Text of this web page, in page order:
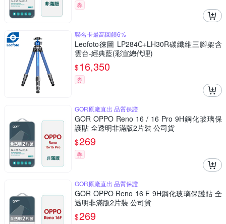
券
聯名卡最高回饋6%
Leofoto徠圖 LP284C+LH30R碳纖維三腳架含
雲台-經典藍(彩宣總代理)
$16,350
券
GOR原廠直出 品質保證
GOR OPPO Reno 16 / 16 Pro 9H鋼化玻璃保
護貼 全透明非滿版2片裝 公司貨
$269
券
GOR原廠直出 品質保證
GOR OPPO Reno 16 F 9H鋼化玻璃保護貼 全
透明非滿版2片裝 公司貨
$269